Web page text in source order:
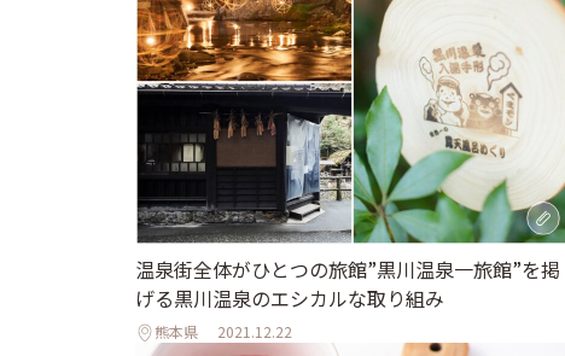
温泉街全体がひとつの旅館”黒川温泉一旅館”を掲
げる黒川温泉のエシカルな取り組み
熊本県 2021.12.22